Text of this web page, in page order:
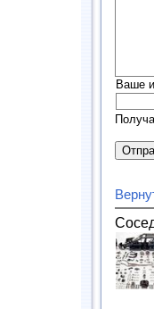
Ваше